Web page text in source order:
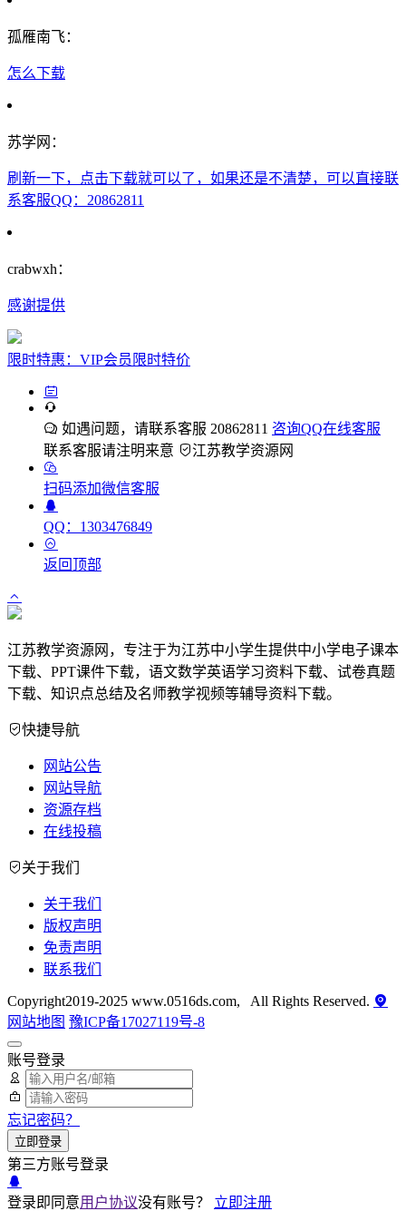
孤雁南飞：
怎么下载
苏学网：
刷新一下，点击下载就可以了，如果还是不清楚，可以直接联
系客服QQ：20862811
crabwxh：
感谢提供
限时特惠：VIP会员限时特价
如遇问题，请联系客服 20862811 咨询QQ在线客服
联系客服请注明来意
江苏教学资源网
扫码添加微信客服
QQ：1303476849
返回顶部
江苏教学资源网，专注于为江苏中小学生提供中小学电子课本
下载、PPT课件下载，语文数学英语学习资料下载、试卷真题
下载、知识点总结及名师教学视频等辅导资料下载。
快捷导航
网站公告
网站导航
资源存档
在线投稿
关于我们
关于我们
版权声明
免责声明
联系我们
Copyright2019-2025 www.0516ds.com, All Rights Reserved.
网站地图 豫ICP备17027119号-8
账号登录
忘记密码？
立即登录
第三方账号登录
登录即同意用户协议没有账号？ 立即注册